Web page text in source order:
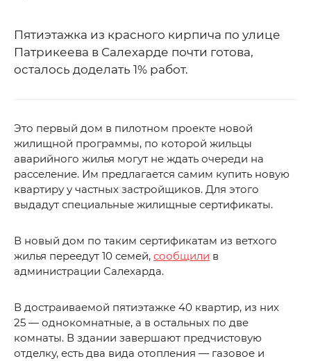
Пятиэтажка из красного кирпича по улице
Патрикеева в Салехарде почти готова,
осталось доделать 1% работ.
Это первый дом в пилотном проекте новой
жилищной программы, по которой жильцы
аварийного жилья могут не ждать очереди на
расселение. Им предлагается самим купить новую
квартиру у частных застройщиков. Для этого
выдадут специальные жилищные сертификаты.
В новый дом по таким сертификатам из ветхого
жилья переедут 10 семей, сообщили в
администрации Салехарда.
В достраиваемой пятиэтажке 40 квартир, из них
25 — однокомнатные, а в остальных по две
комнаты. В здании завершают предчистовую
отделку, есть два вида отопления — газовое и